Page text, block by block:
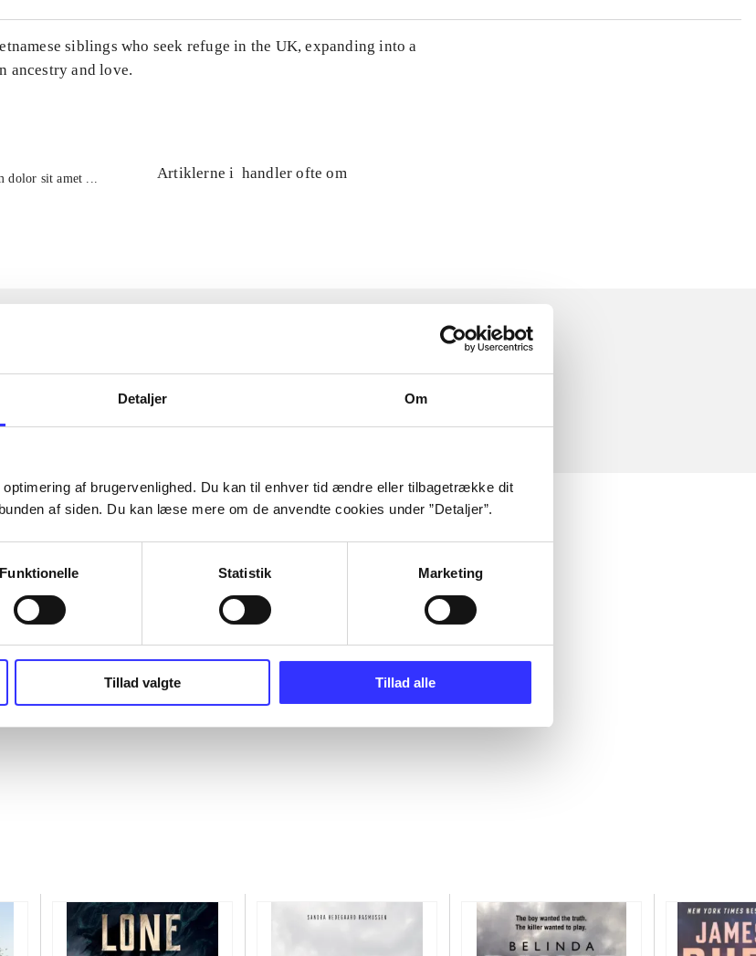
Detaljer Om
af brugervenlighed. Du kan til enhver tid ændre eller tilbagetrække dit
af siden. Du kan læse mere om de anvendte cookies under ”Detaljer”.
Funktionelle Statistik Marketing
Tillad valgte Tillad alle
siblings who seek refuge in the UK, expanding into a
ancestry and love.
dolor sit amet ...
Artiklerne i handler ofte om